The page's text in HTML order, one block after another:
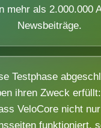
mehr als 2.000.000
Newsbeiträge.
Testphase
ihren Zweck
VeloCore nicht
funktioniert,